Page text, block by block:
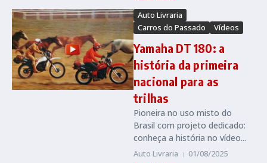
Auto Livraria
Carros do Passado
Vídeos
Yamaha DT 180: a
história da primeira
nacional para as
trilhas
Pioneira no uso misto do
Brasil com projeto dedicado:
conheça a história no vídeo...
Auto Livraria 01/08/2025